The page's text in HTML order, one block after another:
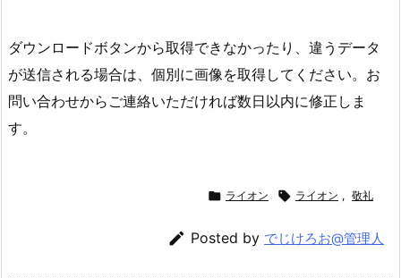
ダウンロードボタンから取得できなかったり、違うデータ
が送信される場合は、個別に画像を取得してください。お
問い合わせからご連絡いただければ数日以内に修正しま
す。
 ライオン  ライオン , 敬礼
 Posted by でじけろお@管理人